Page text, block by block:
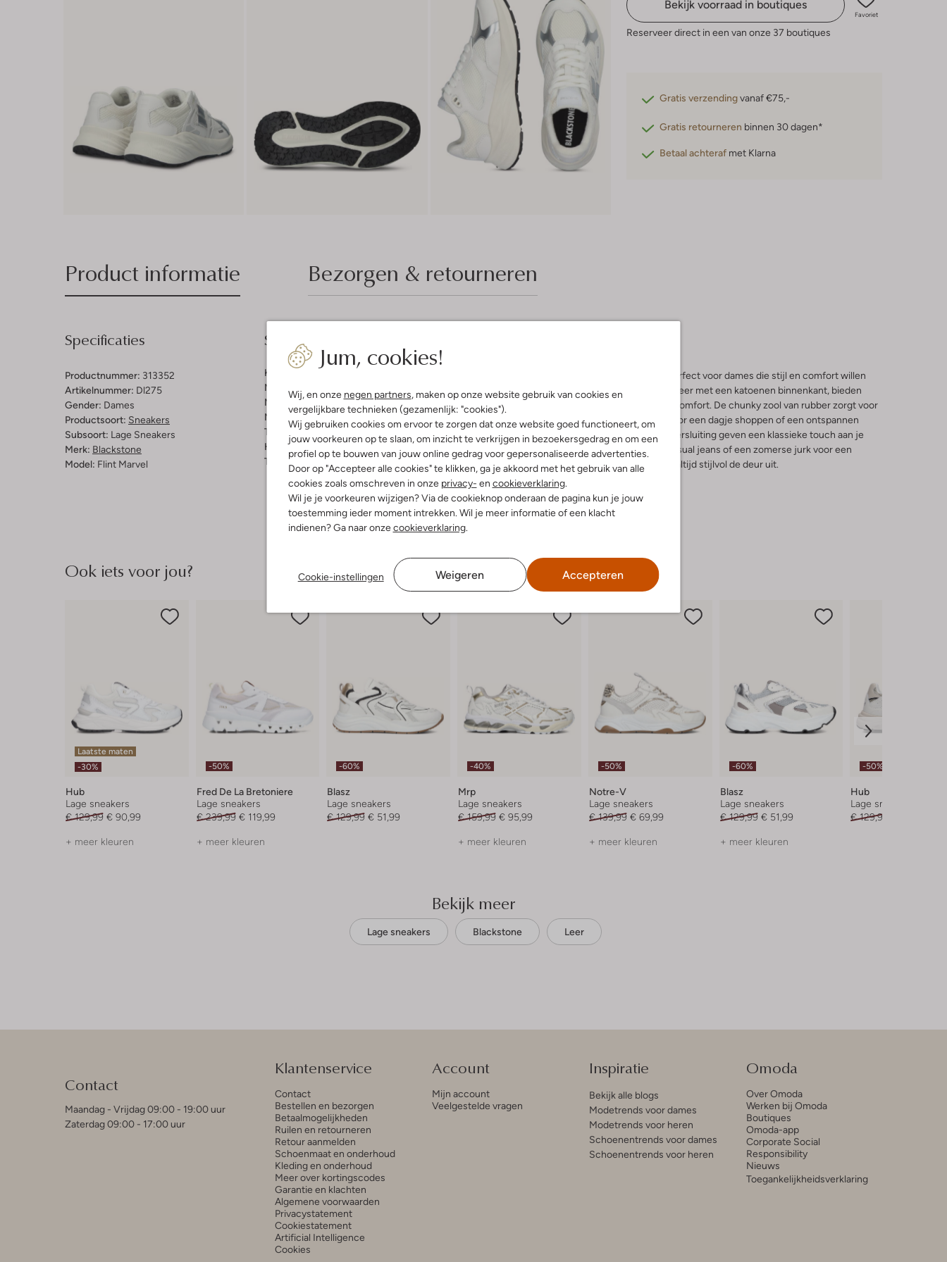
Jum, cookies!
Wij, en onze negen partners, maken op onze website gebruik van cookies en
vergelijkbare technieken (gezamenlijk: "cookies").
Wij gebruiken cookies om ervoor te zorgen dat onze website goed functioneert, om
jouw voorkeuren op te slaan, om inzicht te verkrijgen in bezoekersgedrag en om een
profiel op te bouwen van jouw online gedrag voor gepersonaliseerde advertenties.
Door op "Accepteer alle cookies" te klikken, ga je akkoord met het gebruik van alle
cookies zoals omschreven in onze privacy- en cookieverklaring.
Wil je je voorkeuren wijzigen? Via de cookieknop onderaan de pagina kun je jouw
toestemming ieder moment intrekken. Wil je meer informatie of een klacht
indienen? Ga naar onzecookieverklaring.
Cookie-instellingen Weigeren Accepteren
Bekijk voorraad in boutiques
Favoriet
Reserveer direct in een van onze 37 boutiques
Gratis verzendingvanaf €75,-
Gratis retourneren binnen 30 dagen*
Betaal achteraf met Klarna
Product informatie Bezorgen & retourneren
Specificaties
Productnummer: 313352
Artikelnummer: Dl275
Gender: Dames
Productsoort: Sneakers
Subsoort: Lage Sneakers
Merk: Blackstone
Model: Flint Marvel
Samenstelling & Pasvorm
Kleur:
Materiaal buitenkant:
Materiaal binnenkant: Katoen
Materiaal zool:
Rubber
Type sluiting:
Veter
Hakvorm:
Chunky Zool
Type neus:
Ronde Neus
Ontdek de FLINT MARVEL lage sneakers, perfect voor dames die stijl en comfort willen
combineren. Gemaakt van hoogwaardig wit leer met een katoenen binnenkant, bieden
deze sneakers een frisse look en ademend comfort. De chunky zool van rubber zorgt voor
een trendy uitstraling en extra grip. Ideaal voor een dagje shoppen of een ontspannen
wandeling in het park. De ronde neus en vetersluiting geven een klassieke touch aan je
outfit. Combineer ze moeiteloos met een casual jeans of een zomerse jurk voor een
eigentijdse look. Met deze sneakers stap je altijd stijlvol de deur uit.
Ook iets voor jou?
Laatste maten
-30%
Hub
Lage sneakers
€ 129,99 € 90,99
+ meer kleuren
-50%
Fred De La Bretoniere
Lage sneakers
€ 239,99 € 119,99
+ meer kleuren
-60%
Blasz
Lage sneakers
€ 129,99 € 51,99
-40%
Mrp
Lage sneakers
€ 159,99 € 95,99
+ meer kleuren
-50%
Notre-V
Lage sneakers
€ 139,99 € 69,99
+ meer kleuren
-60%
Blasz
Lage sneakers
€ 129,99 € 51,99
+ meer kleuren
-50%
Hub
Lage sneakers
€ 129,99
Bekijk meer
Lage sneakers Blackstone Leer
Contact
Maandag - Vrijdag 09:00 - 19:00 uur
Zaterdag 09:00 - 17:00 uur
Klantenservice
Contact
Bestellen en bezorgen
Betaalmogelijkheden
Ruilen en retourneren
Retour aanmelden
Schoenmaat en onderhoud
Kleding en onderhoud
Meer over kortingscodes
Garantie en klachten
Algemene voorwaarden
Privacystatement
Cookiestatement
Artificial Intelligence
Cookies
Account
Mijn account
Veelgestelde vragen
Inspiratie
Bekijk alle blogs
Modetrends voor dames
Modetrends voor heren
Schoenentrends voor dames
Schoenentrends voor heren
Omoda
Over Omoda
Werken bij Omoda
Boutiques
Omoda-app
Corporate Social
Responsibility
Nieuws
Toegankelijkheidsverklaring